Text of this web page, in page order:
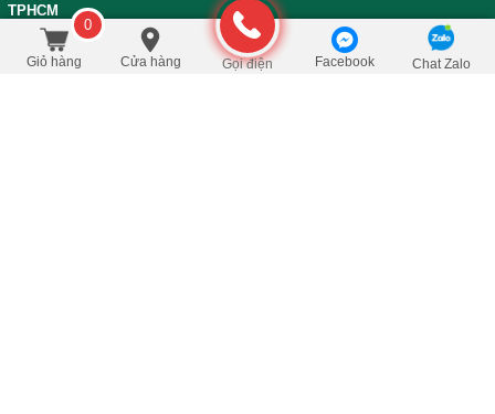
650.000 425.000 /Cái Đặt mua
TPHCM
0
Giỏ hàng Cửa hàng Gọi điện Facebook Chat Zalo